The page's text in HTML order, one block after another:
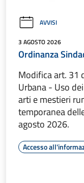
AVVISI
3 AGOSTO 2026
Ordinanza
Modifica art. 31
Urbana - Uso
arti e mestieri
temporanea
agosto 2026.
Accesso